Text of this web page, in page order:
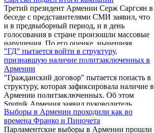
Центральным пунктом обвинений стали
действия властей во главе с премьер-
министром Николом Пашиняном,
направленные на незаконное удержание
власти.
Третий президент Армении Серж Саргсян в
беседе с представителями СМИ заявил, что
и в предвыборный период, и в день
голосования в стране произошли массовые
нарушения. По его оценке, нынешняя
кампания снова показала, насколько
хрупкой остается избирательная система,
когда власть слишком уверенно
распоряжается и административным
ресурсом, и общественным доверием.
"ГД" пытается войти в структуру,
признавшую наличие политзаключенных в
Армении
"Гражданский договор" пытается попасть в
структуру, которая зафиксировала наличие в
Армении политзаключенных. Об этом
Sputnik Армения заявил руководитель
фракции "Честь имею" Национального
собрания, член Республиканской партии
Айк Мамиджанян, комментируя намерение
Выборы в Армении проходили как во
времена Франко и Пиночета
Парламентские выборы в Армении прошли